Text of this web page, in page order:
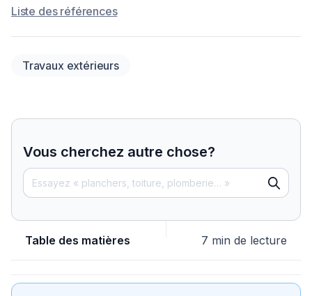
Liste des références
Travaux extérieurs
Vous cherchez autre chose?
Table des matières 7 min de lecture